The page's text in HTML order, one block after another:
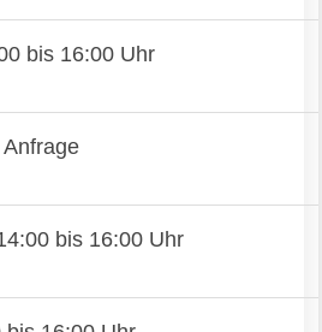
bis 16:00 Uhr
bis 16:00 Uhr